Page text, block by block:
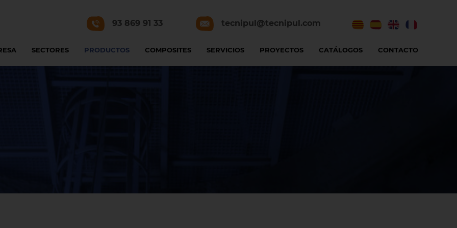
93 869 91 33 tecnipul@tecnipul.com
SECTORES PRODUCTOS COMPOSITES SERVICIOS PROYECTOS CATÁLOGOS CONTACTO